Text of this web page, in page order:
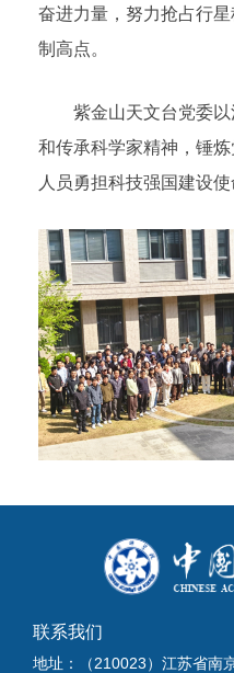
奋进力量，努力抢占行
制高点。
紫金山天文台党委
和传承科学家精神，锤
人员勇担科技强国建设使
联系我们
地址：（210023）江苏省南